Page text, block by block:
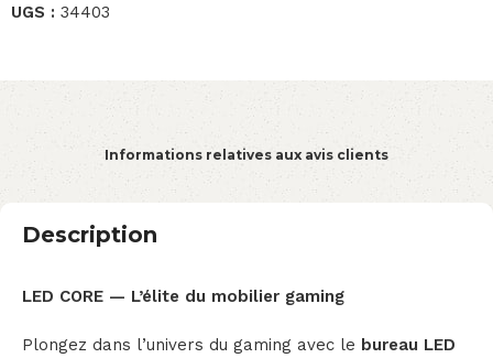
UGS : 34403
Informations relatives aux avis clients
Description
LED CORE — L’élite du mobilier gaming
Plongez dans l’univers du gaming avec le bureau LED